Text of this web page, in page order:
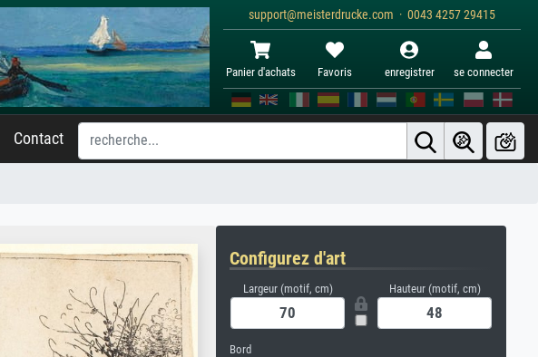
support@meisterdrucke.com · 0043 4257 29415
Panier d'achats Favoris enregistrer se connecter
Contact
Configurez d'art
Largeur (motif, cm) Hauteur (motif, cm)
Bord